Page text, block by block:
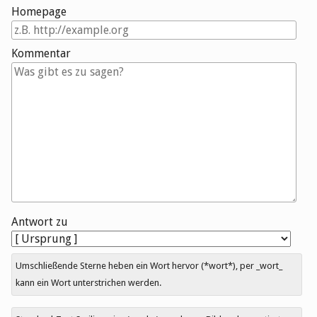
Homepage
Kommentar
Antwort zu
Umschließende Sterne heben ein Wort hervor (*wort*), per _wort_
kann ein Wort unterstrichen werden.